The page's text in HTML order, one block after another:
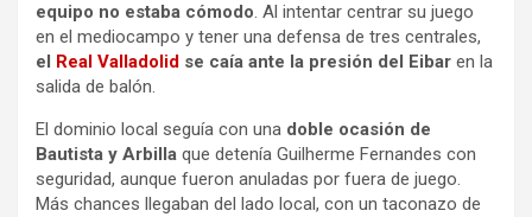
equipo no estaba cómodo. Al intentar centrar su juego
en el mediocampo y tener una defensa de tres centrales,
el
Real Valladolid se caía ante la presión del Eibar en la
salida de balón.
El dominio local seguía con una doble ocasión de
Bautista y Arbilla que detenía Guilherme Fernandes con
seguridad, aunque fueron anuladas por fuera de juego.
Más chances llegaban del lado local, con un taconazo de